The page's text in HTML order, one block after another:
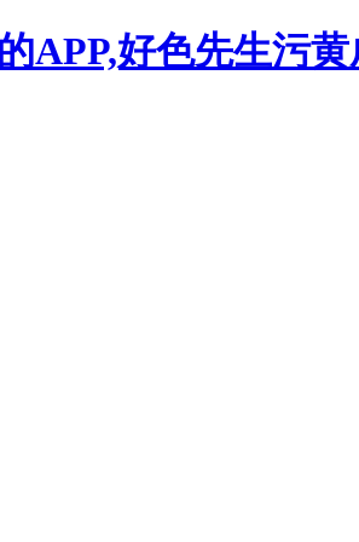
APP,好色先生污